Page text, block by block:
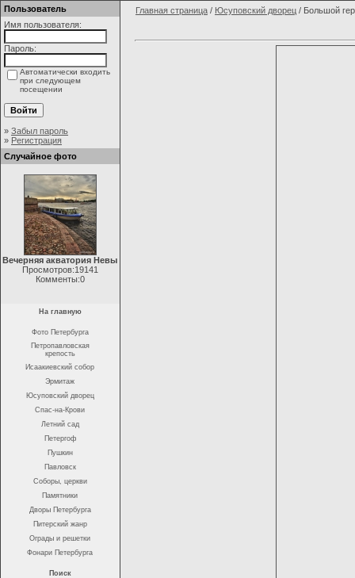
Пользователь
Имя пользователя:
Пароль:
Автоматически входить
при следующем
посещении
» Забыл пароль
» Регистрация
Случайное фото
Вечерняя акватория Невы
Просмотров:19141
Комменты:0
На главную
Фото Петербурга
Петропавловская
крепость
Исаакиевский собор
Эрмитаж
Юсуповский дворец
Спас-на-Крови
Летний сад
Петергоф
Пушкин
Павловск
Соборы, церкви
Памятники
Дворы Петербурга
Питерский жанр
Ограды и решетки
Фонари Петербурга
Поиск
Главная страница / Юсуповский дворец / Большой